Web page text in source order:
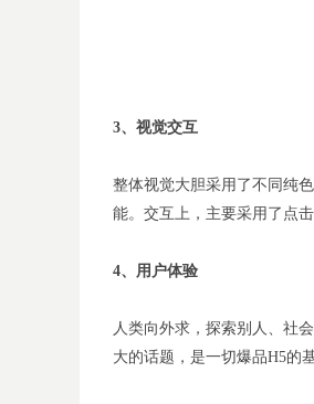
3、 视觉交互
整体视觉大胆采用了不同纯
能。交互上，主要采用了点
4、 用户体验
人类向外求，探索别人、社
大的话题，是一切爆品H5的